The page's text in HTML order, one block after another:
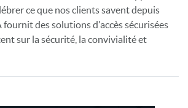
ce que nos clients savent depuis
fournit des solutions d'accès sécurisées
sur la sécurité, la convivialité et